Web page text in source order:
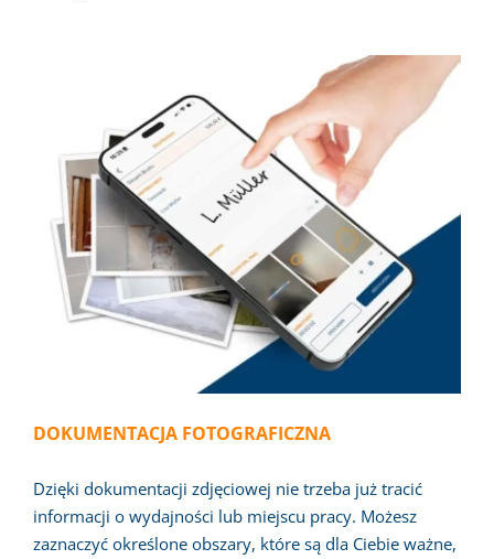
DOKUMENTACJA FOTOGRAFICZNA
Dzięki dokumentacji zdjęciowej nie trzeba już tracić
informacji o wydajności lub miejscu pracy. Możesz
zaznaczyć określone obszary, które są dla Ciebie ważne,